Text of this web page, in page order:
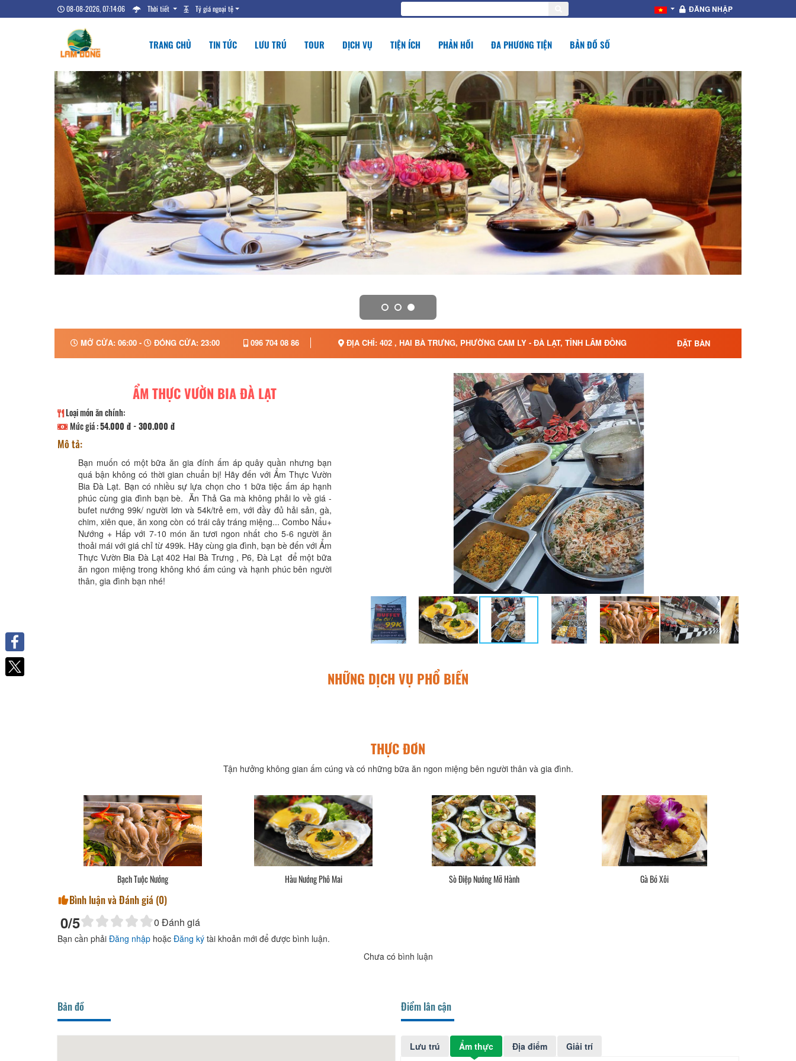
08-08-2026, 07:14:07 Thời tiết Tỷ giá ngoại tệ ĐĂNG NHẬP
TRANG CHỦ TIN TỨC LƯU TRÚ TOUR DỊCH VỤ TIỆN ÍCH PHẢN HỒI ĐA PHƯƠNG TIỆN BẢN ĐỒ SỐ
MỞ CỬA: 06:00 - ĐÓNG CỬA: 23:00 096 704 08 86 ĐỊA CHỈ: 402 , HAI BÀ TRƯNG, PHƯỜNG CAM LY - ĐÀ LẠT, TỈNH LÂM ĐỒNG ĐẶT BÀN
ẨM THỰC VƯỜN BIA ĐÀ LẠT
Loại món ăn chính:
Mức giá :54.000 đ - 300.000 đ
Mô tả:
Bạn muốn có một bữa ăn gia đính ấm áp quây quần nhưng bạn
quá bận không có thời gian chuẩn bị! Hãy đến với Ẩm Thực Vườn
Bia Đà Lạt. Bạn có nhiều sự lựa chọn cho 1 bữa tiệc ấm áp hạnh
phúc cùng gia đình bạn bè. Ăn Thả Ga mà không phải lo về giá -
bufet nướng 99k/ người lơn và 54k/trẻ em, với đầy đủ hải sản, gà,
chim, xiên que, ăn xong còn có trái cây tráng miệng... Combo Nẩu+
Nướng + Hấp với 7-10 món ăn tươi ngon nhất cho 5-6 người ăn
thoải mái với giá chỉ từ 499k. Hãy cùng gia đình, bạn bè đến với Ẩm
Thực Vườn Bia Đà Lạt 402 Hai Bà Trưng , P6, Đà Lạt để một bữa
ăn ngon miệng trong không khó ấm cúng và hạnh phúc bên người
thân, gia đình bạn nhé!
NHỮNG DỊCH VỤ PHỔ BIẾN
THỰC ĐƠN
Tận hưởng không gian ấm cúng và có những bữa ăn ngon miệng bên người thân và gia đình.
Bạch Tuộc Nướng Hàu Nướng Phô Mai Sò Điệp Nướng Mỡ Hành Gà Bó Xôi
Bình luận và Đánh giá (0)
0/5 0 Đánh giá
Bạn cần phải Đăng nhập hoặc Đăng ký tài khoản mới để được bình luận.
Chưa có bình luận
Bản đồ Điểm lân cận
Lưu trú Ẩm thực Địa điểm Giải trí
Facebook